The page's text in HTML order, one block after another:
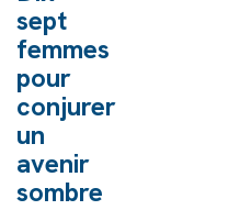
sept
femmes
pour
conjurer
un
avenir
sombre